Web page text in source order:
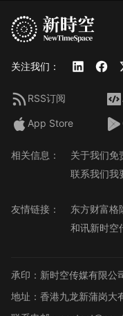
关注我们：
RSS订阅
App Store
相关信息： 关于我们免
联系我们我
友情链接： 东方财富格
和讯新时空
承印：新时空传媒有限公
地址：香港九龙新蒲岗大